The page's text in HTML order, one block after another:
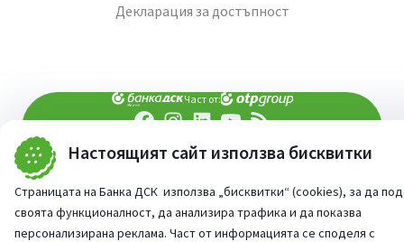
Настоящият сайт използва бисквитки
Страницата на Банка ДСК използва „бисквитки“ (cookies), за да
своята функционалност, да анализира трафика и да показва
персонализирана реклама. Част от информацията се споделя с
Декларация за достъпност
Част от:
При въпроси -попитай AI асистента ни
Всички права запазени
Сайт от:StudioX